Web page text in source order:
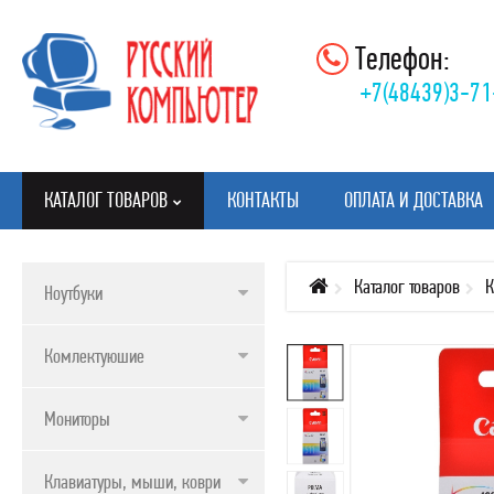
Телефон:
+7(48439)3-
КАТАЛОГ ТОВАРОВ
КАТАЛОГ ТОВАРОВ
КОМЛЕКТУЮШИЕ
КЛАВИАТУРЫ, МЫШИ, КОВРИКИ
КОНТАКТЫ ОПЛАТА И ДОСТАВКА
Ноутбуки
Комлектуюшие
Мониторы
Клавиатуры, мыши, коврики
Каталог товаров